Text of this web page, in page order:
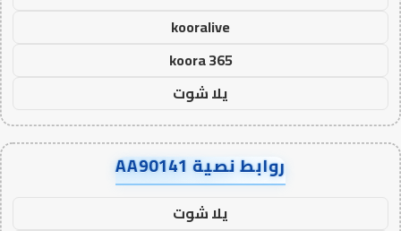
kooralive
koora 365
يلا شوت
روابط نصية AA90141
يلا شوت